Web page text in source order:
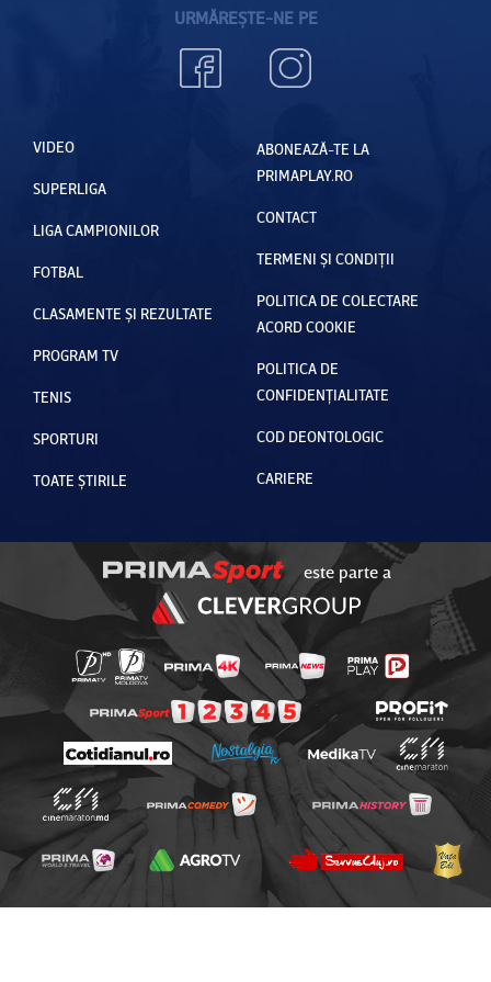
URMĂREȘTE-NE PE
VIDEO
SUPERLIGA
LIGA CAMPIONILOR
FOTBAL
CLASAMENTE ȘI REZULTATE
PROGRAM TV
TENIS
SPORTURI
TOATE ȘTIRILE
ABONEAZĂ-TE LA
PRIMAPLAY.RO
CONTACT
TERMENI ȘI CONDIȚII
POLITICA DE COLECTARE
ACORD COOKIE
POLITICA DE
CONFIDENȚIALITATE
COD DEONTOLOGIC
CARIERE
este parte a